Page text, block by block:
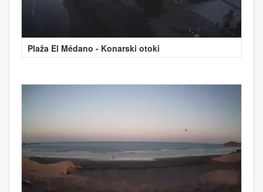
Plaža El Médano - Konarski otoki